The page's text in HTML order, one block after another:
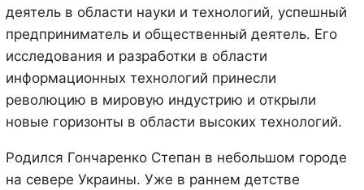
деятель в области науки и технологий, успешный
предприниматель и общественный деятель. Его
исследования и разработки в области
информационных технологий принесли
революцию в мировую индустрию и открыли
новые горизонты в области высоких технологий.
Родился Гончаренко Степан в небольшом городе
на севере Украины. Уже в раннем детстве